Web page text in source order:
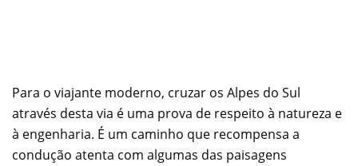
Para o viajante moderno, cruzar os Alpes do Sul
através desta via é uma prova de respeito à natureza e
à engenharia. É um caminho que recompensa a
condução atenta com algumas das paisagens